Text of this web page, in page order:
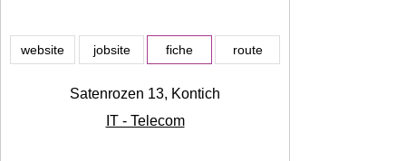
website jobsite fiche route
Satenrozen 13, Kontich
IT - Telecom